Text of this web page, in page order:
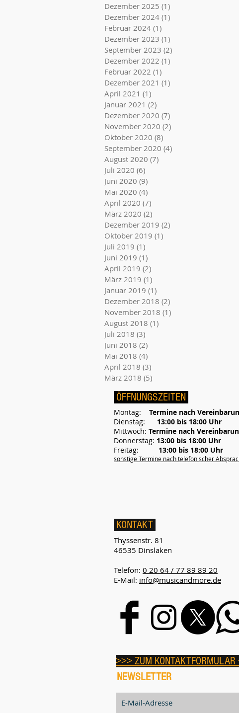
Dezember 2025 (1)
Dezember 2024 (1)
Februar 2024 (1)
Dezember 2023 (1)
September 2023 (2)
Dezember 2022 (1)
Februar 2022 (1)
Dezember 2021 (1)
April 2021 (1)
Januar 2021 (2)
Dezember 2020 (7)
November 2020 (2)
Oktober 2020 (8)
September 2020 (4)
August 2020 (7)
Juli 2020 (6)
Juni 2020 (9)
Mai 2020 (4)
April 2020 (7)
März 2020 (2)
Dezember 2019 (2)
Oktober 2019 (1)
Juli 2019 (1)
Juni 2019 (1)
April 2019 (2)
März 2019 (1)
Januar 2019 (1)
Dezember 2018 (2)
November 2018 (1)
August 2018 (1)
Juli 2018 (3)
Juni 2018 (2)
Mai 2018 (4)
April 2018 (3)
März 2018 (5)
ÖFFNUNGSZEITEN
Montag: Termine nach
Dienstag:
13:00 bis 18:00 Uhr
Mittwoch: Termine nach
Donnerstag: 13:00 bis 18:00 Uhr
Freitag:
13:00 bis 18:00 Uhr
sonstige Termine nach telefonischer
KONTAKT
Thyssenstr. 81
46535 Dinslaken
Telefon: 0 20 64 / 77 89 89 20
E-Mail: info@musicandmore.de
>>> ZUM
NEWSLETTER